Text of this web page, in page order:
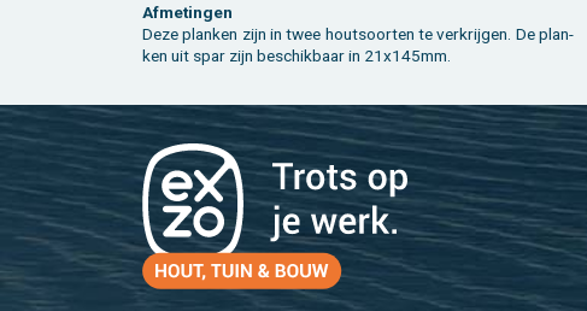
Af­me­tin­gen
Deze plan­ken zijn in twee hout­soor­ten te ver­krij­gen. De plan­
ken uit spar zijn be­schik­baar in 21x145mm.